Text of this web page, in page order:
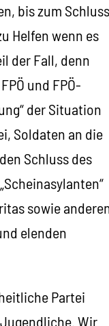
bis zum Schluss
Helfen wenn es
der Fall, denn
und FPÖ-
der Situation
Soldaten an die
Schluss des
sowie
elenden
Partei
Wir